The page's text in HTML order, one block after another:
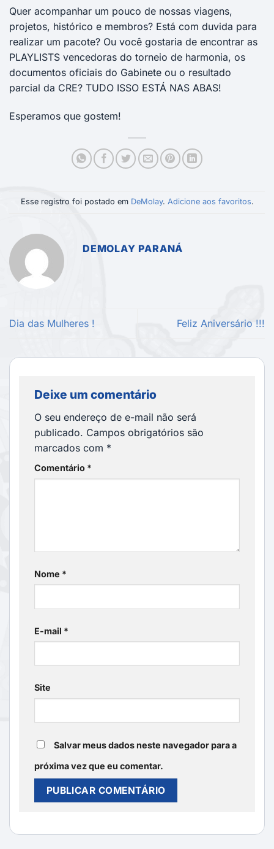
Quer acompanhar um pouco de nossas viagens,
projetos, histórico e membros? Está com duvida para
realizar um pacote? Ou você gostaria de encontrar as
PLAYLISTS vencedoras do torneio de harmonia, os
documentos oficiais do Gabinete ou o resultado
parcial da CRE? TUDO ISSO ESTÁ NAS ABAS!
Esperamos que gostem!
Esse registro foi postado em DeMolay. Adicione aos favoritos.
DEMOLAY PARANÁ
Dia das Mulheres ! Feliz Aniversário !!!
Deixe um comentário
O seu endereço de e-mail não será
publicado. Campos obrigatórios são
marcados com *
Comentário *
Nome *
E-mail *
Site
Salvar meus dados neste navegador para a
próxima vez que eu comentar.